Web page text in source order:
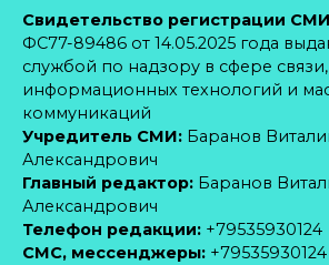
Свидетельство регистрации
ФС77-89486 от 14.05.2025 года
службой по надзору в сфере связи,
информационных технологий и
коммуникаций
Учредитель СМИ: Баранов
Александрович
Главный редактор: Баранов
Александрович
Телефон редакции: +79535930124
CМС, мессенджеры: +79535930124